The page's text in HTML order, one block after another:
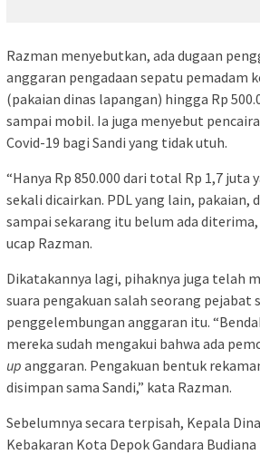
Razman menyebutkan, ada dugaan
anggaran pengadaan sepatu pemadam
(pakaian dinas lapangan) hingga Rp
sampai mobil. Ia juga menyebut
Covid-19 bagi Sandi yang tidak utuh.
“Hanya Rp 850.000 dari total Rp 1,7 juta
sekali dicairkan. PDL yang lain, pakaian,
sampai sekarang itu belum ada
ucap Razman.
Dikatakannya lagi, pihaknya juga telah
suara pengakuan salah seorang pejabat
penggelembungan anggaran itu.
mereka sudah mengakui bahwa ada
up anggaran. Pengakuan bentuk
disimpan sama Sandi,” kata Razman.
Sebelumnya secara terpisah, Kepala
Kebakaran Kota Depok Gandara